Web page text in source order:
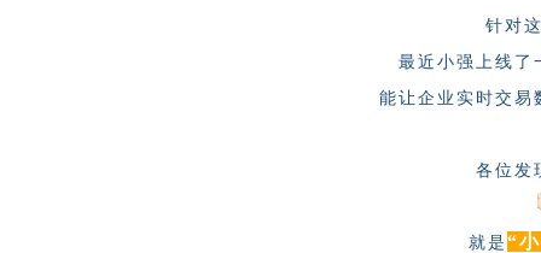
针对
最近小强上线了
能让企业实时交易
各位发
就是 “